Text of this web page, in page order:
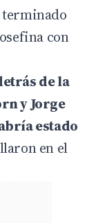
con
de la
y Jorge
estado
en el